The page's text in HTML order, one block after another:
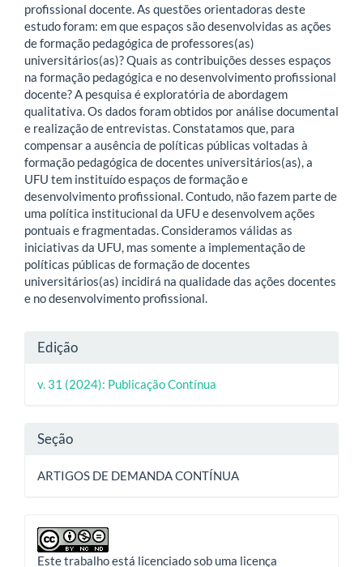
profissional docente. As questões orientadoras deste
estudo foram: em que espaços são desenvolvidas as ações
de formação pedagógica de professores(as)
universitários(as)? Quais as contribuições desses espaços
na formação pedagógica e no desenvolvimento profissional
docente? A pesquisa é exploratória de abordagem
qualitativa. Os dados foram obtidos por análise documental
e realização de entrevistas. Constatamos que, para
compensar a ausência de políticas públicas voltadas à
formação pedagógica de docentes universitários(as), a
UFU tem instituído espaços de formação e
desenvolvimento profissional. Contudo, não fazem parte de
uma política institucional da UFU e desenvolvem ações
pontuais e fragmentadas. Consideramos válidas as
iniciativas da UFU, mas somente a implementação de
políticas públicas de formação de docentes
universitários(as) incidirá na qualidade das ações docentes
e no desenvolvimento profissional.
Detalhes
do
artigo
Edição
v. 31 (2024): Publicação Contínua
Seção
ARTIGOS DE DEMANDA CONTÍNUA
Este trabalho está licenciado sob uma licença